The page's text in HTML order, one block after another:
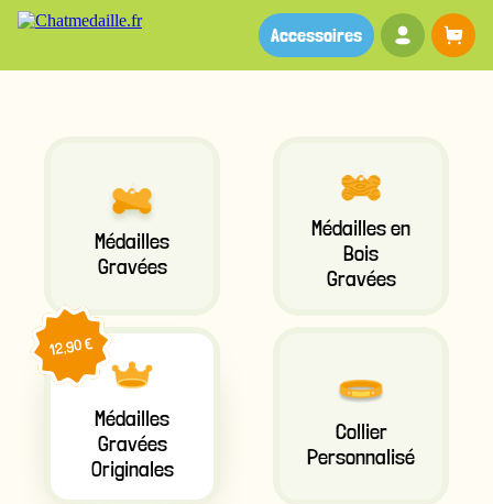
Votre
Accessoires
Médailles
Gravées
Médailles en
Bois
Gravées
Médailles
Gravées
Originales
12,90 €
Collier
Personnalisé